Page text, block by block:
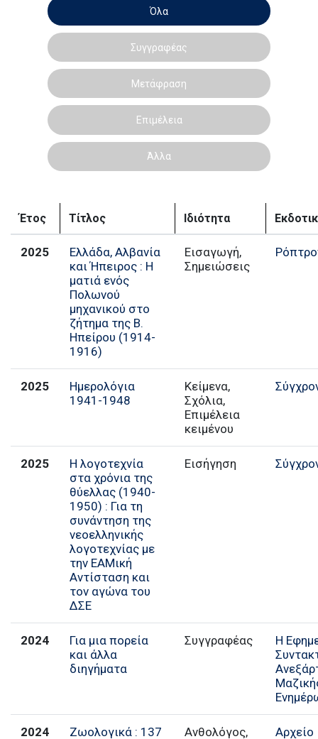
Όλα
Συγγραφέας
Μετάφραση
Επιμέλεια
Άλλα
Έτος Τίτλος Ιδιότητα
2025
Ελλάδα, Αλβανία
και Ήπειρος : Η
ματιά ενός
Πολωνού
μηχανικού στο
ζήτημα της Β.
Ηπείρου (1914-
1916)
Εισαγωγή,
Σημειώσεις
2025
Ημερολόγια
1941-1948
Κείμενα,
Σχόλια,
Επιμέλεια
κειμένου
2025
Η λογοτεχνία
στα χρόνια της
θύελλας (1940-
1950) : Για τη
συνάντηση της
νεοελληνικής
λογοτεχνίας με
την ΕΑΜική
Αντίσταση και
τον αγώνα του
ΔΣΕ
Εισήγηση
2024
Για μια πορεία
και άλλα
διηγήματα
Συγγραφέας
Η
2024
Ζωολογικά : 137
Ανθολόγος,
Αρχείο